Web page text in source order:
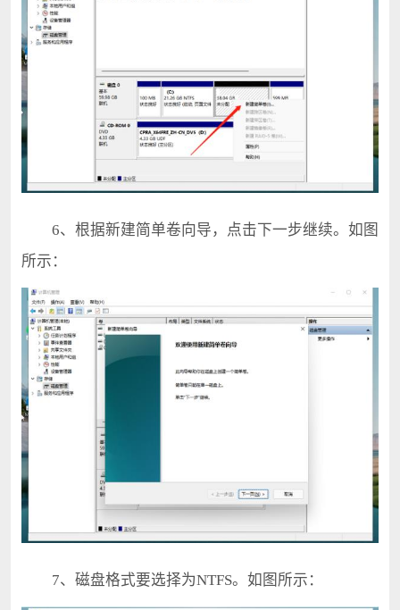
6、根据新建简单卷向导，点击下一步继续。如图
所示：
7、磁盘格式要选择为NTFS。如图所示：